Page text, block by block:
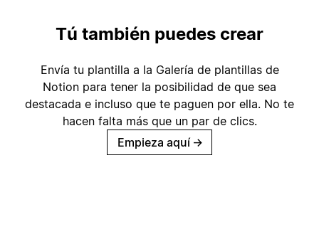
Tú también puedes crear
Envía tu plantilla a la Galería de plantillas de
Notion para tener la posibilidad de que sea
destacada e incluso que te paguen por ella. No te
hacen falta más que un par de clics.
Empieza aquí →